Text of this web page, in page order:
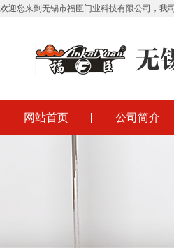
欢迎您来到无锡市福臣门业科技有限公司，我
网站首页 公司简介